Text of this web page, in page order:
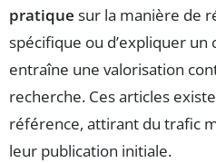
pratique sur la manière de
spécifique ou d’expliquer un
entraîne une valorisation
recherche. Ces articles
référence, attirant du trafic
leur publication initiale.